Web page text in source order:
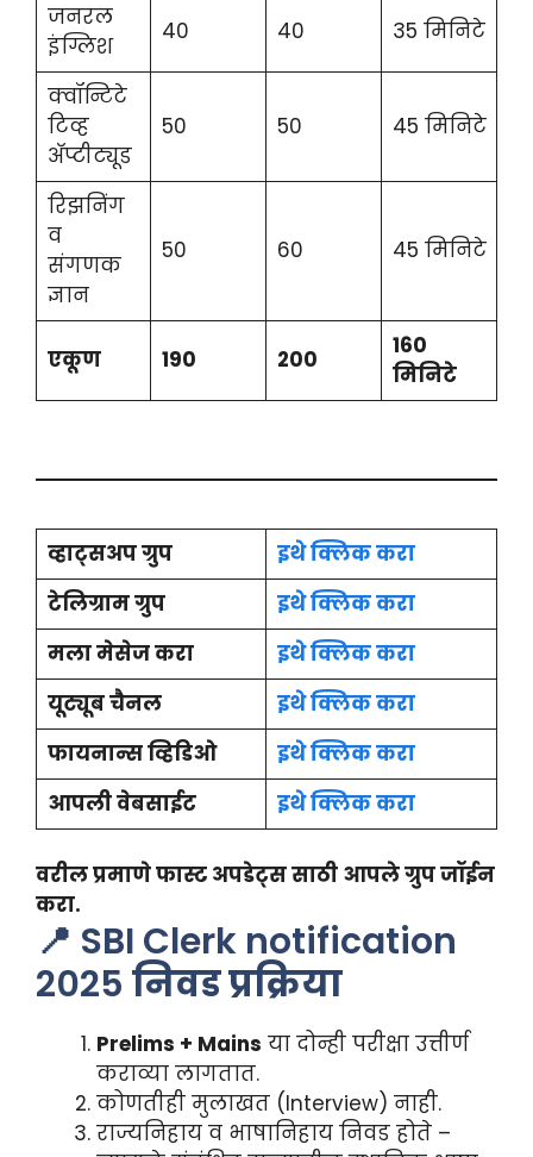
जनरल
इंग्लिश
40 40 35 मिनिटे
क्वॉन्टिटे
टिव्ह
अ‍ॅप्टीट्यूड
50 50 45 मिनिटे
रिझनिंग
व
संगणक
ज्ञान
50 60 45 मिनिटे
एकूण 190 200
160
मिनिटे
व्हाट्सअप ग्रुप
इथे क्लिक करा
टेलिग्राम ग्रुप
इथे क्लिक करा
मला मेसेज करा
इथे क्लिक करा
यूट्यूब चैनल
इथे क्लिक करा
फायनान्स व्हिडिओ
इथे क्लिक करा
आपली वेबसाईट
इथे क्लिक करा
वरील प्रमाणे फास्ट अपडेट्स साठी आपले ग्रुप जॉईन
करा.
📍 SBI Clerk notification
2025 निवड प्रक्रिया
Prelims + Mains या दोन्ही परीक्षा उत्तीर्ण
कराव्या लागतात.
कोणतीही मुलाखत (Interview) नाही.
राज्यनिहाय व भाषानिहाय निवड होते –